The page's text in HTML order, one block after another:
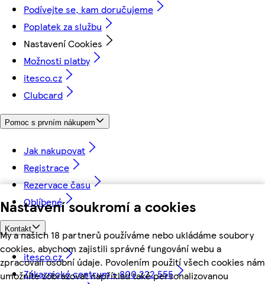
Nastavení soukromí a cookies
My a našich 18 partnerů používáme nebo ukládáme soubory
cookies, abychom zajistili správné fungování webu a
zpracovali osobní údaje. Povolením použití všech cookies nám
umožníte zobrazovat například také personalizovanou
Podívejte se, kam doručujeme
Poplatek za službu
Nastavení Cookies
Možnosti platby
itesco.cz
Clubcard
Pomoc s prvním nákupem
Jak nakupovat
Registrace
Rezervace času
Oblíbené
Kontakt
itesco.cz
Zákaznické centrum - 800 222 555